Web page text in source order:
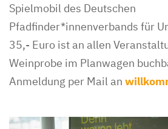
Spielmobil des Deutschen
Pfadfinder*innenverbands für
35,- Euro ist an allen
Weinprobe im Planwagen
Anmeldung per Mail an